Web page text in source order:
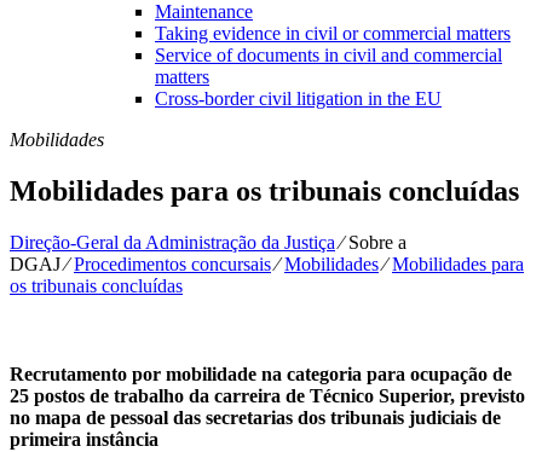
Maintenance
Taking evidence in civil or commercial matters
Service of documents in civil and commercial
matters​​
Cross-border civil litigation in the EU
Mobilidades
Mobilidades para os tribunais concluídas
Direção-Geral da Administração da Justiça⁄Sobre a
DGAJ⁄Procedimentos concursais⁄Mobilidades⁄Mobilidades para
os tribunais concluídas
Recrutamento por mobilidade na categoria para ocupação de
25 postos de trabalho da carreira de Técnico Superior, previsto
no mapa de pessoal das secretarias dos tribunais judiciais de
primeira instância